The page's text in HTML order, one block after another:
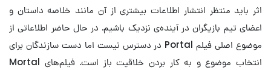
اثر باید منتظر انتشار اطلاعات بیشتری از آن مانند خلاصه داستان و
اعضای تیم بازیگران در آینده‌ی نزدیک باشیم. در حال حاضر اطلاعاتی از
موضوع اصلی فیلم Portal در دسترس نیست اما دست سازندگان برای
انتخاب موضوع و به کار بردن خلاقیت باز است. فیلم‌های Mortal